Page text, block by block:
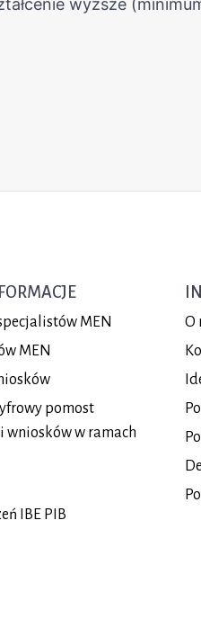
MEN
MEN
pomost
wniosków w ramach
IBE PIB
O